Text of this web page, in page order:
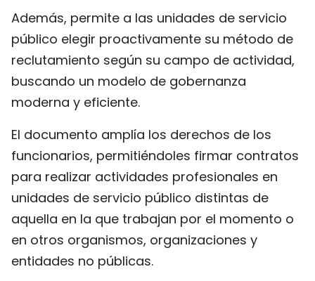
Además, permite a las unidades de servicio
público elegir proactivamente su método de
reclutamiento según su campo de actividad,
buscando un modelo de gobernanza
moderna y eficiente.
El documento amplía los derechos de los
funcionarios, permitiéndoles firmar contratos
para realizar actividades profesionales en
unidades de servicio público distintas de
aquella en la que trabajan por el momento o
en otros organismos, organizaciones y
entidades no públicas.